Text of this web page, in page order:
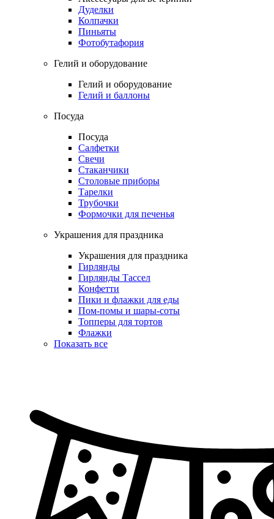
Дуделки
Колпачки
Пиньяты
Фотобутафория
Гелий и оборудование
Гелий и оборудование
Гелий и баллоны
Посуда
Посуда
Салфетки
Свечи
Стаканчики
Столовые приборы
Тарелки
Трубочки
Формочки для печенья
Украшения для праздника
Украшения для праздника
Гирлянды
Гирлянды Тассел
Конфетти
Пики и флажки для еды
Пом-помы и шары-соты
Топперы для тортов
Флажки
Показать все